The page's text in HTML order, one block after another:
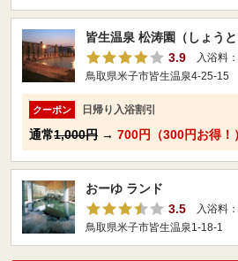
皆生温泉 松涛園（しょうと
3.9
入浴料：
鳥取県米子市皆生温泉4-25-15
クーポン 日帰り入浴割引
通常1,000円 → 700円（300円お得！）
おーゆ ランド
3.5
入浴料：
鳥取県米子市皆生温泉1-18-1